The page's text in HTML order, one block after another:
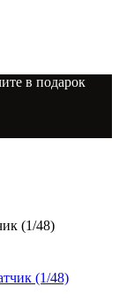
в подарок
(1/48)